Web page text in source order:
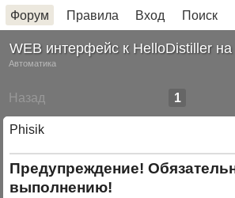
Форум Правила Вход Поиск
WEB интерфейс к HelloDistiller
Автоматика
Назад 1
Phisik
Предупреждение!
выполнению!